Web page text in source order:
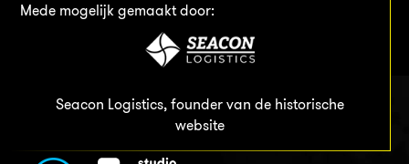
Mede mogelijk gemaakt door:
Seacon Logistics, founder van de historische
website